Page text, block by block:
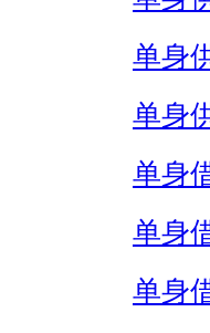
单身
单身
单身
单身
单身